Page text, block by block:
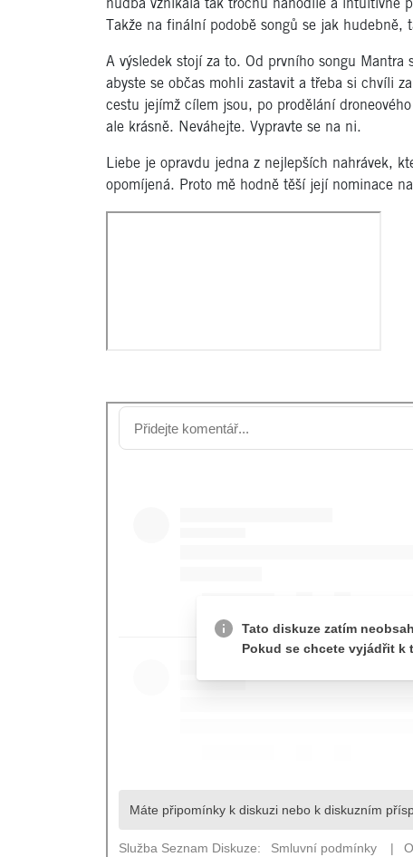
hudba vznikala tak trochu nahodile a intuitivně
Takže na finální podobě songů se jak
A výsledek stojí za to. Od prvního songu
abyste se občas mohli zastavit a třeba si chvíli
cestu jejímž cílem jsou, po prodělání
ale krásně. Neváhejte. Vypravte se na ni.
Liebe je opravdu jedna z nejlepších nahrávek,
opomíjená. Proto mě hodně těší její nominace